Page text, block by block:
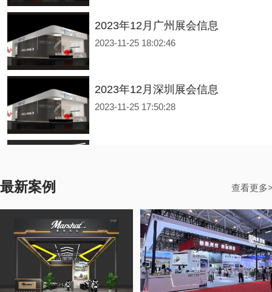
2023-11-25 18:02:46
2023-11-25 17:50:28
2023年下半年深圳国际会展中心展会排期信息，展台设计搭建公司推荐
2023-09-14 15:47:24
深圳展台设计搭建公司“力美会展”整理了深圳部分展会主办方公布2023年10-12月开展日期供大家参考—本表信息来源于主办公开信息等。 深圳展会数量众多，都在哪里举行？展会排期具体在什么时间段？接下来由广东展台设计搭建公司【力美会展科技】来为大家推荐：各位小伙伴一定要翻到底部看看评论哦！本篇文章仅供参考，具体开展时间请以主办方信息为主。
2023年下半年广州广交会展馆展会排期信息，展台设计搭建公司推荐
2023-09-14 15:42:32
最新案例 查看更多